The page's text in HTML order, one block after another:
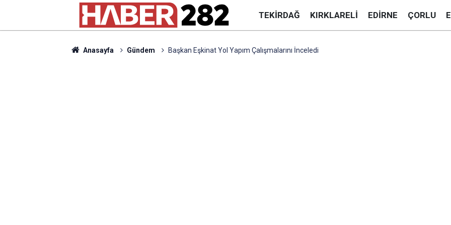
TEKIRDAĞ KIRKLARELI EDIRNE ÇORLU
Anasayfa Gündem Başkan Eşkinat Yol Yapım Çalışmalarını İnceledi